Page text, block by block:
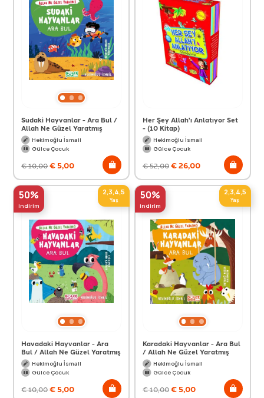
Sudaki Hayvanlar - Ara Bul /
Allah Ne Güzel Yaratmış
Hekimoğlu İsmail
Gülce Çocuk
€10,00€ 5,00
Her Şey Allah'ı Anlatıyor Set
- (10 Kitap)
Hekimoğlu İsmail
Gülce Çocuk
€52,00€26,00
50%
indirim
2,3,4,5
Yaş
Havadaki Hayvanlar - Ara
Bul / Allah Ne Güzel Yaratmış
Hekimoğlu İsmail
Gülce Çocuk
€10,00€ 5,00
50%
indirim
2,3,4,5
Yaş
Karadaki Hayvanlar - Ara Bul
/ Allah Ne Güzel Yaratmış
Hekimoğlu İsmail
Gülce Çocuk
€10,00€ 5,00